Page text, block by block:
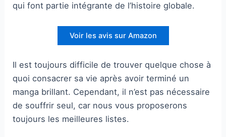
qui font partie intégrante de l’histoire globale.
Voir les avis sur Amazon
Il est toujours difficile de trouver quelque chose à
quoi consacrer sa vie après avoir terminé un
manga brillant. Cependant, il n’est pas nécessaire
de souffrir seul, car nous vous proposerons
toujours les meilleures listes.